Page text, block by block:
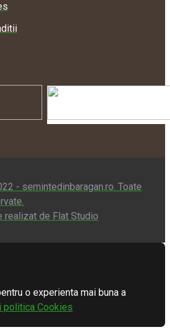
- semintedinbaragan.ro. Toate
realizat de Flat Studio
o experienta mai buna a
politica Cookies